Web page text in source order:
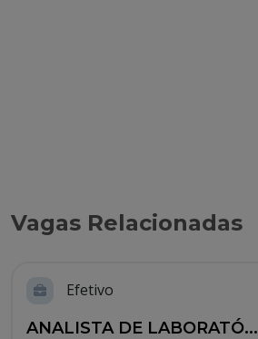
Vagas Relacionadas
Efetivo
ANALISTA DE LABORATÓ...